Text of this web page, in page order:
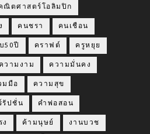
ณิตศาสตร์โอลิมปิก
คนชรา คนเชือน
50ปี คราฟต์ ครูหยุย
ความงาม ความมั่นคง
มมือ ความสุข
รัปชั่น คำพ่อสอน
ง ค้ามนุษย์ งานบวช